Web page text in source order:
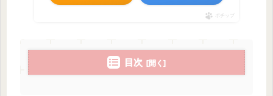
ポチップ
目次